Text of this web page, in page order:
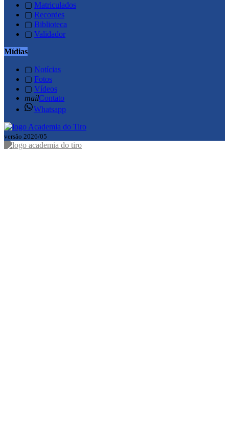
▢ Matriculados
▢ Recordes
▢ Biblioteca
▢ Validador
Mídias
▢ Notícias
▢ Fotos
▢ Vídeos
mailContato
Whatsapp
versão 2026/05